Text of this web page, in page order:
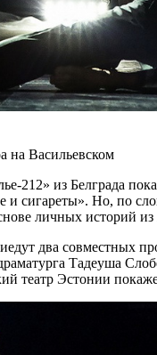
на Васильевском
212» из Белграда
и сигареты». Но, по
личных историй
два совместных
Тадеуша
театр Эстонии